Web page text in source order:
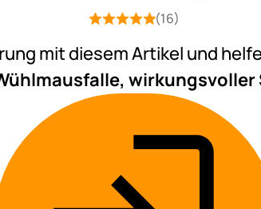
Bewertung: 5 von 5 (16
16 Bewertungen
(16)
mit diesem Artikel und